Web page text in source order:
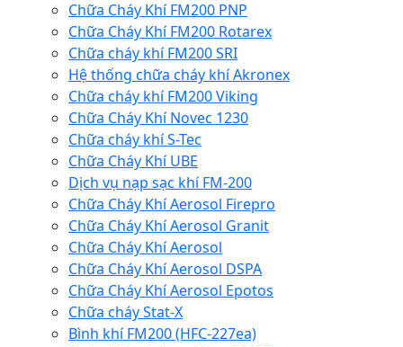
Chữa Cháy Khí FM200 PNP
Chữa Cháy Khí FM200 Rotarex
Chữa cháy khí FM200 SRI
Hệ thống chữa cháy khí Akronex
Chữa cháy khí FM200 Viking
Chữa Cháy Khí Novec 1230
Chữa cháy khí S-Tec
Chữa Cháy Khí UBE
Dịch vụ nạp sạc khí FM-200
Chữa Cháy Khí Aerosol Firepro
Chữa Cháy Khí Aerosol Granit
Chữa Cháy Khí Aerosol
Chữa Cháy Khí Aerosol DSPA
Chữa Cháy Khí Aerosol Epotos
Chữa cháy Stat-X
Bình khí FM200 (HFC-227ea)